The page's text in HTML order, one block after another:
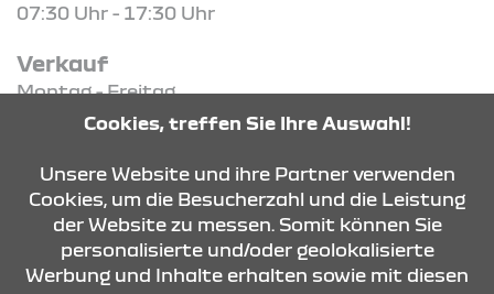
07:30 Uhr - 17:30 Uhr
Verkauf
Montag - Freitag
08:00 Uhr - 18:00 Uhr
09:00 Uhr - 13:00 Uhr
KONTAKT & ANFAHRT
Cookies, treffen Sie Ihre Auswahl!
Unsere Website und ihre Partner verwenden
Cookies, um die Besucherzahl und die Leistung
der Website zu messen. Somit können Sie
personalisierte und/oder geolokalisierte
Werbung und Inhalte erhalten sowie mit diesen